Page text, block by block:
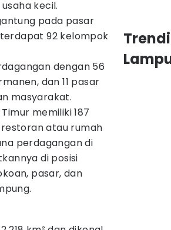
kecil.
pada pasar
92 kelompok
dengan 56
dan 11 pasar
masyarakat.
memiliki 187
atau rumah
perdagangan di
di posisi
pasar, dan